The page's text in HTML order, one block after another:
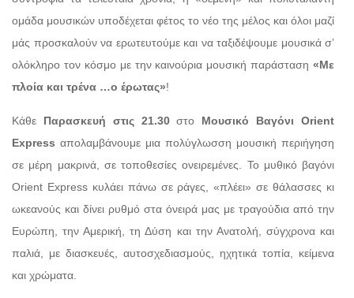
ομάδα μουσικών υποδέχεται φέτος το νέο της μέλος και όλοι μαζί
μάς προσκαλούν να ερωτευτούμε και να ταξιδέψουμε μουσικά σ’
ολόκληρο τον κόσμο με την καινούρια μουσική παράσταση «Με
πλοία και τρένα …ο έρωτας»!
Κάθε Παρασκευή στις 21.30στο Μουσικό Βαγόνι Orient
Express απολαμβάνουμε μια πολύγλωσση μουσική περιήγηση
σε μέρη μακρινά, σε τοποθεσίες ονειρεμένες. Το μυθικό βαγόνι
Orient Express κυλάει πάνω σε ράγες, «πλέει» σε θάλασσες κι
ωκεανούς και δίνει ρυθμό στα όνειρά μας με τραγούδια από την
Ευρώπη, την Αμερική, τη Δύση και την Ανατολή, σύγχρονα και
παλιά, με διασκευές, αυτοσχεδιασμούς, ηχητικά τοπία, κείμενα
και χρώματα.